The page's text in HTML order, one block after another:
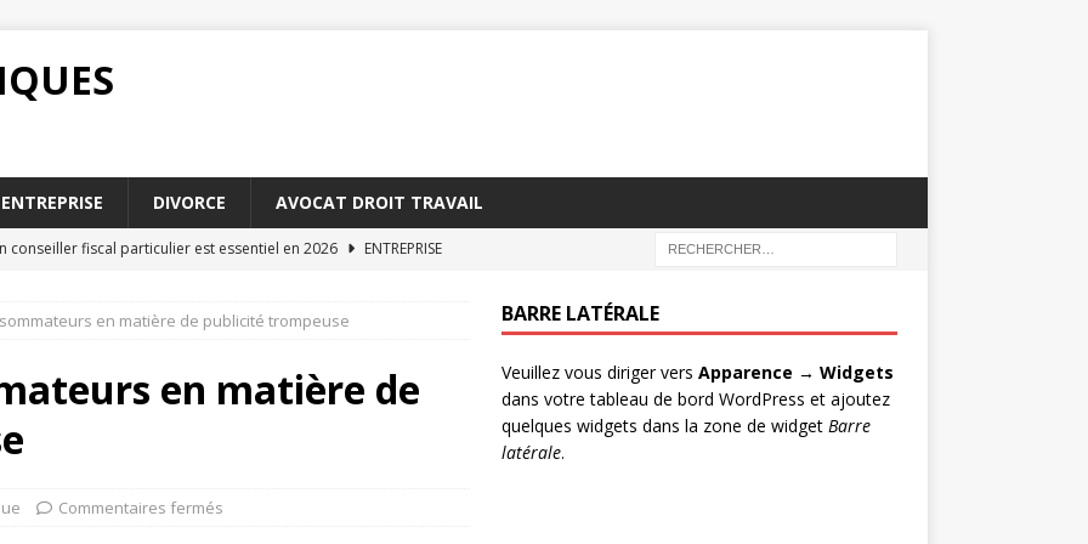
ENTREPRISE DIVORCE AVOCAT DROIT TRAVAIL
conseiller fiscal particulier est essentiel en 2026
ENTREPRISE
dans la rédaction d’un acte authentique de vente
comme solution aux conflits : avantages et inconvénients
en matière de publicité trompeuse
en matière de
Commentaires fermés
BARRE LATÉRALE
Veuillez vous diriger vers Apparence → Widgets
dans votre tableau de bord WordPress et ajoutez
quelques widgets dans la zone de widget Barre
latérale.